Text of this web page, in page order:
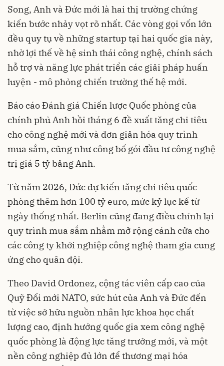
Song, Anh và Đức mới là hai thị trường chứng
kiến bước nhảy vọt rõ nhất. Các vòng gọi vốn lớn
đều quy tụ về những startup tại hai quốc gia này,
nhờ lợi thế về hệ sinh thái công nghệ, chính sách
hỗ trợ và năng lực phát triển các giải pháp huấn
luyện - mô phỏng chiến trường thế hệ mới.
Báo cáo Đánh giá Chiến lược Quốc phòng của
chính phủ Anh hồi tháng 6 đề xuất tăng chi tiêu
cho công nghệ mới và đơn giản hóa quy trình
mua sắm, cũng như công bố gói đầu tư công nghệ
trị giá 5 tỷ bảng Anh.
Từ năm 2026, Đức dự kiến tăng chi tiêu quốc
phòng thêm hơn 100 tỷ euro, mức kỷ lục kể từ
ngày thống nhất. Berlin cũng đang điều chỉnh lại
quy trình mua sắm nhằm mở rộng cánh cửa cho
các công ty khởi nghiệp công nghệ tham gia cung
ứng cho quân đội.
Theo David Ordonez, cộng tác viên cấp cao của
Quỹ Đổi mới NATO, sức hút của Anh và Đức đến
từ việc sở hữu nguồn nhân lực khoa học chất
lượng cao, định hướng quốc gia xem công nghệ
quốc phòng là động lực tăng trưởng mới, và một
nền công nghiệp đủ lớn để thương mại hóa